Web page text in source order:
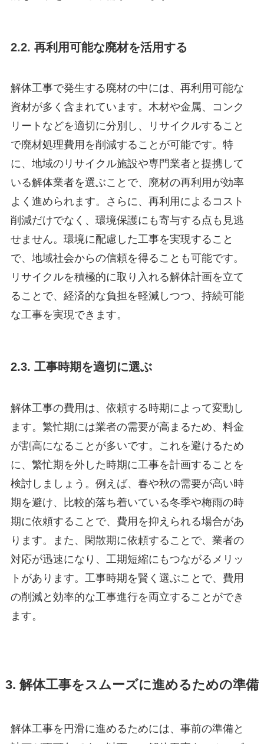
2.2. 再利用可能な廃材を活用する
解体工事で発生する廃材の中には、再利用可能な
資材が多く含まれています。木材や金属、コンク
リートなどを適切に分別し、リサイクルすること
で廃材処理費用を削減することが可能です。特
に、地域のリサイクル施設や専門業者と提携して
いる解体業者を選ぶことで、廃材の再利用が効率
よく進められます。さらに、再利用によるコスト
削減だけでなく、環境保護にも寄与する点も見逃
せません。環境に配慮した工事を実現すること
で、地域社会からの信頼を得ることも可能です。
リサイクルを積極的に取り入れる解体計画を立て
ることで、経済的な負担を軽減しつつ、持続可能
な工事を実現できます。
2.3. 工事時期を適切に選ぶ
解体工事の費用は、依頼する時期によって変動し
ます。繁忙期には業者の需要が高まるため、料金
が割高になることが多いです。これを避けるため
に、繁忙期を外した時期に工事を計画することを
検討しましょう。例えば、春や秋の需要が高い時
期を避け、比較的落ち着いている冬季や梅雨の時
期に依頼することで、費用を抑えられる場合があ
ります。また、閑散期に依頼することで、業者の
対応が迅速になり、工期短縮にもつながるメリッ
トがあります。工事時期を賢く選ぶことで、費用
の削減と効率的な工事進行を両立することができ
ます。
3. 解体工事をスムーズに進めるための準備
解体工事を円滑に進めるためには、事前の準備と